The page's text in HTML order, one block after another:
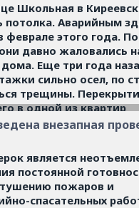
Школьная в
потолка. Аварийным
феврале этого года. По
давно жаловались
дома. Еще три года
сильно осел, по
трещины.
в одной из квартир
на кухне. К
Читать дальше »
внезапная
является
постоянной
пожаров и
спасательных